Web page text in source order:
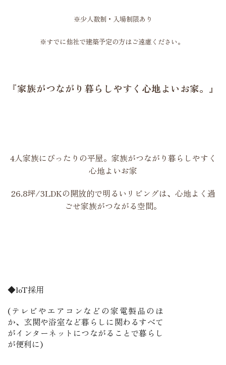
※少人数制・入場制限あり
※すでに他社で建築予定の方はご遠慮ください。
『家族がつながり暮らしやすく心地よいお家。』
4人家族にぴったりの平屋。家族がつながり暮らしやすく
心地よいお家
26.8坪/3LDKの開放的で明るいリビングは、心地よく過
ごせ家族がつながる空間。
◆loT採用
(テレビやエアコンなどの家電製品のほ
か、玄関や浴室など暮らしに関わるすべて
がインターネットにつながることで暮らし
が便利に)